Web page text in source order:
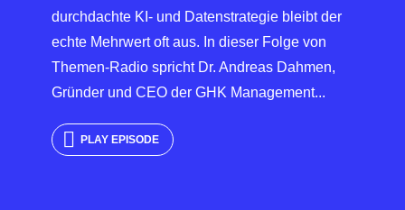
durchdachte KI- und Datenstrategie bleibt der
echte Mehrwert oft aus. In dieser Folge von
Themen-Radio spricht Dr. Andreas Dahmen,
Gründer und CEO der GHK Management...
PLAY EPISODE